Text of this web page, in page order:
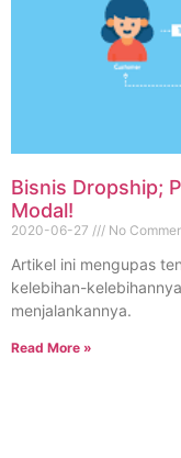
Bisnis Dropship;
Modal!
2020-06-27 No
Artikel ini mengupas
kelebihan-
menjalankannya.
Read More »